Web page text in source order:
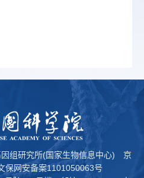
组研究所(国家生物信息中心) 京
保网安备案1101050063号